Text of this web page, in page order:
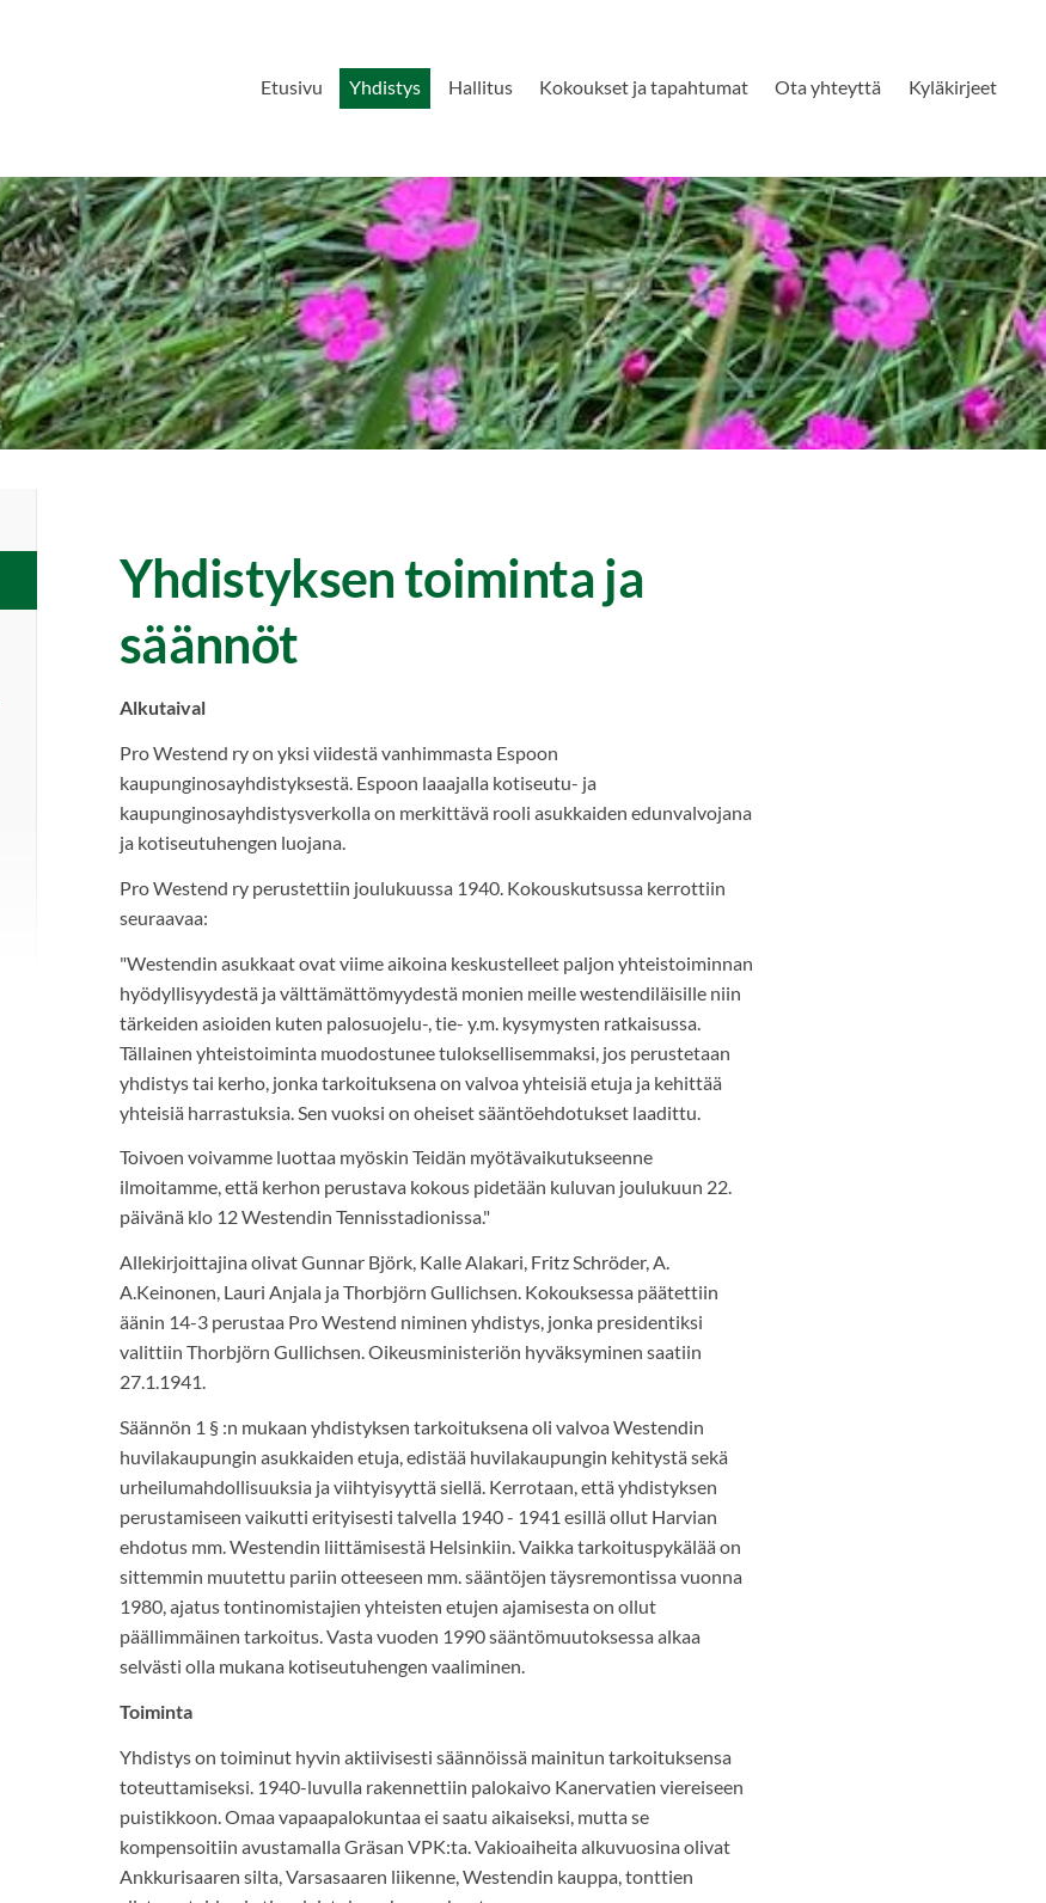
Etusivu Yhdistys Hallitus Kokoukset ja tapahtumat Ota yhteyttä Kyläkirjeet
Yhdistyksen toiminta ja
säännöt
Alkutaival
Pro Westend ry on yksi viidestä vanhimmasta Espoon
kaupunginosayhdistyksestä. Espoon laaajalla kotiseutu- ja
kaupunginosayhdistysverkolla on merkittävä rooli asukkaiden edunvalvojana
ja kotiseutuhengen luojana.
Pro Westend ry perustettiin joulukuussa 1940. Kokouskutsussa kerrottiin
seuraavaa:
"Westendin asukkaat ovat viime aikoina keskustelleet paljon yhteistoiminnan
hyödyllisyydestä ja välttämättömyydestä monien meille westendiläisille niin
tärkeiden asioiden kuten palosuojelu-, tie- y.m. kysymysten ratkaisussa.
Tällainen yhteistoiminta muodostunee tuloksellisemmaksi, jos perustetaan
yhdistys tai kerho, jonka tarkoituksena on valvoa yhteisiä etuja ja kehittää
yhteisiä harrastuksia. Sen vuoksi on oheiset sääntöehdotukset laadittu.
Toivoen voivamme luottaa myöskin Teidän myötävaikutukseenne
ilmoitamme, että kerhon perustava kokous pidetään kuluvan joulukuun 22.
päivänä klo 12 Westendin Tennisstadionissa."
Allekirjoittajina olivat Gunnar Björk, Kalle Alakari, Fritz Schröder, A.
A.Keinonen, Lauri Anjala ja Thorbjörn Gullichsen. Kokouksessa päätettiin
äänin 14-3 perustaa Pro Westend niminen yhdistys, jonka presidentiksi
valittiin Thorbjörn Gullichsen. Oikeusministeriön hyväksyminen saatiin
27.1.1941.
Säännön 1 § :n mukaan yhdistyksen tarkoituksena oli valvoa Westendin
huvilakaupungin asukkaiden etuja, edistää huvilakaupungin kehitystä sekä
urheilumahdollisuuksia ja viihtyisyyttä siellä. Kerrotaan, että yhdistyksen
perustamiseen vaikutti erityisesti talvella 1940 - 1941 esillä ollut Harvian
ehdotus mm. Westendin liittämisestä Helsinkiin. Vaikka tarkoituspykälää on
sittemmin muutettu pariin otteeseen mm. sääntöjen täysremontissa vuonna
1980, ajatus tontinomistajien yhteisten etujen ajamisesta on ollut
päällimmäinen tarkoitus. Vasta vuoden 1990 sääntömuutoksessa alkaa
selvästi olla mukana kotiseutuhengen vaaliminen.
Toiminta
Yhdistys on toiminut hyvin aktiivisesti säännöissä mainitun tarkoituksensa
toteuttamiseksi. 1940-luvulla rakennettiin palokaivo Kanervatien viereiseen
puistikkoon. Omaa vapaapalokuntaa ei saatu aikaiseksi, mutta se
kompensoitiin avustamalla Gräsan VPK:ta. Vakioaiheita alkuvuosina olivat
Ankkurisaaren silta, Varsasaaren liikenne, Westendin kauppa, tonttien